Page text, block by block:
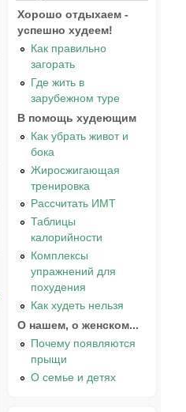
Хорошо отдыхаем -
успешно худеем!
Как правильно
загорать
Где жить в
зарубежном туре
В помощь худеющим
Как убрать живот и
бока
Жиросжигающая
тренировка
Рассчитать ИМТ
Таблицы
калорийности
Комплексы
упражнений для
похудения
Как худеть нельзя
О нашем, о женском...
Почему появляются
прыщи
О семье и детях